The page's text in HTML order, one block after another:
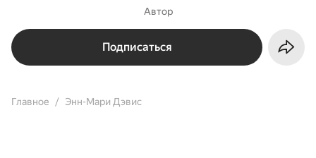
Автор
Подписаться
Главное Энн-Мари Дэвис